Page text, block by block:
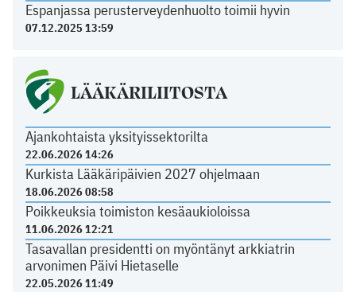
Espanjassa perusterveydenhuolto toimii hyvin
07.12.2025 13:59
LÄÄKÄRILIITOSTA
Ajankohtaista yksityissektorilta
22.06.2026 14:26
Kurkista Lääkäripäivien 2027 ohjelmaan
18.06.2026 08:58
Poikkeuksia toimiston kesäaukioloissa
11.06.2026 12:21
Tasavallan presidentti on myöntänyt arkkiatrin
arvonimen Päivi Hietaselle
22.05.2026 11:49